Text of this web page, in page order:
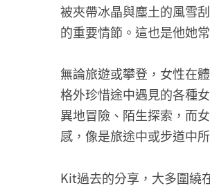
被夾帶冰晶與塵土的風雪
的重要情節。這也是他她
無論旅遊或攀登，女性在
格外珍惜途中遇見的各種
異地冒險、陌生探索，而
感，像是旅途中或步道中
Kit過去的分享，大多圍繞